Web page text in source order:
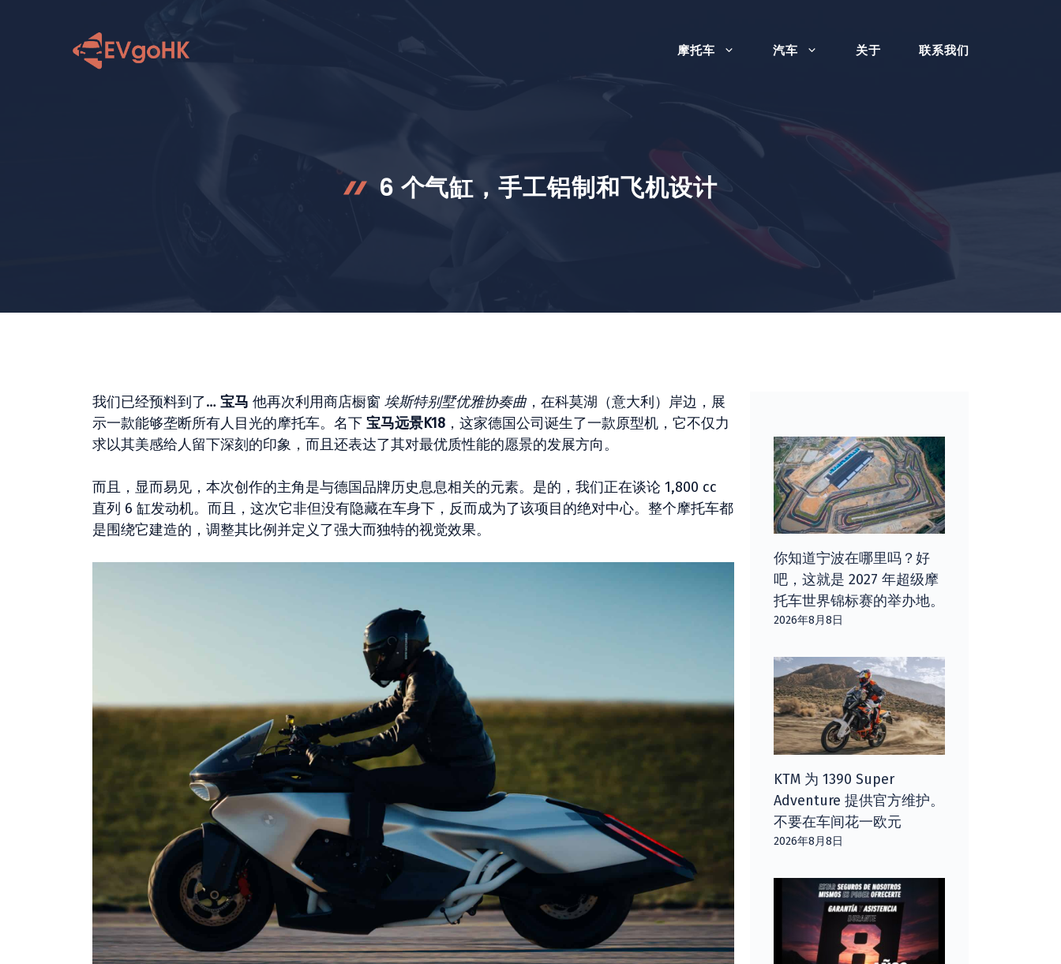
摩托车 汽车 关于 联系我们
6 个气缸，手工铝制和飞机设计
我们已经预料到了… 宝马 他再次利用商店橱窗 埃斯特别墅优雅协奏曲，在科莫湖（意大利）岸边，展
示一款能够垄断所有人目光的摩托车。名下 宝马远景K18 ，这家德国公司诞生了一款原型机，它不仅力
求以其美感给人留下深刻的印象，而且还表达了其对最优质性能的愿景的发展方向。
而且，显而易见，本次创作的主角是与德国品牌历史息息相关的元素。是的，我们正在谈论 1,800 cc
直列 6 缸发动机。而且，这次它非但没有隐藏在车身下，反而成为了该项目的绝对中心。整个摩托车都
是围绕它建造的，调整其比例并定义了强大而独特的视觉效果。
你知道宁波在哪里吗？好
吧，这就是 2027 年超级摩
托车世界锦标赛的举办地。
2026年8月8日
KTM 为 1390 Super
Adventure 提供官方维护。
不要在车间花一欧元
2026年8月8日